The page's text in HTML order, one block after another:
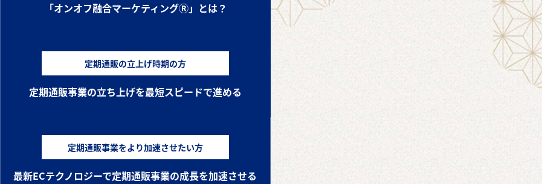
「オンオフ融合マーケティングⓇ」とは？
定期通販の立上げ時期の方
定期通販事業の立ち上げを最短スピードで進める
定期通販事業をより加速させたい方
最新ECテクノロジーで定期通販事業の成長を加速させる